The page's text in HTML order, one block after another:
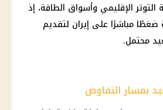
الإقليمي وأسواق الطاقة، إذ
ضغطًا مباشرًا على إيران لتقديم
محتمل.
بمسار التفاوض